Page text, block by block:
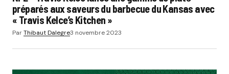
préparés aux saveurs du barbecue du Kansas avec
« Travis Kelce’s Kitchen »
ParThibaut Dalegre3 novembre 2023